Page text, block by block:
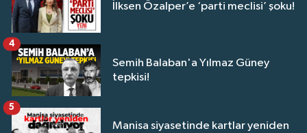
İlksen Özalper’e ‘parti meclisi’ şoku!
Semih Balaban'a Yılmaz Güney
tepkisi!
4
Manisa siyasetinde kartlar yeniden
5